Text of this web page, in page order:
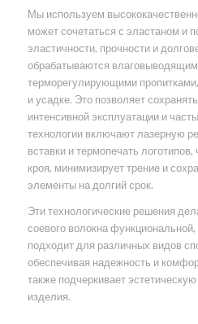
Мы используем
может сочетаться с эластаном и
эластичности, прочности и
обрабатываются
терморегулирующими
и усадке. Это позволяет
интенсивной эксплуатации и
технологии включают лазерную
вставки и термопечать логотипов,
кроя, минимизирует трение и
элементы на долгий срок.
Эти технологические решения
соевого волокна
подходит для различных видов
обеспечивая надежность и
также подчеркивает
изделия.